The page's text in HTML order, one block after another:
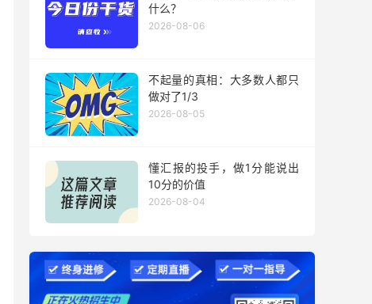
什么？
2026-08-06
不起量的真相：大多数人都只
做对了1/3
2026-08-05
懂汇报的投手，做1分能说出
10分的价值
2026-08-04